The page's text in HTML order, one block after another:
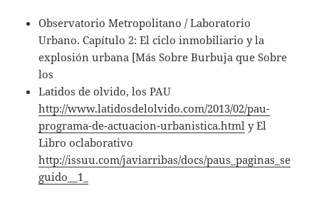
Observatorio Metropolitano / Laboratorio
Urbano. Capítulo 2: El ciclo inmobiliario y la
explosión urbana [Más Sobre Burbuja que Sobre
los
Latidos de olvido, los PAU
http://www.latidosdelolvido.com/2013/02/pau-
programa-de-actuacion-urbanistica.html y El
Libro oclaborativo
http://issuu.com/javiarribas/docs/paus_paginas_se
guido__1_